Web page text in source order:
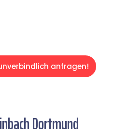
anfragen!
Dortmund